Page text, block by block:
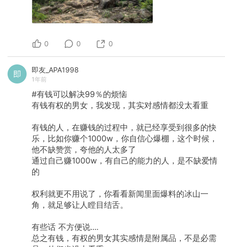
0 0 0
即友_APA1998
1年前
#有钱可以解决99％的烦恼
有钱有权的男女，我发现，其实对感情都没太看重
有钱的人，在赚钱的过程中，就已经享受到很多的快
乐，比如你赚个1000w，你自信心爆棚，这个时候，
他不缺赞赏，夸他的人太多了
通过自己赚1000w，有自己的能力的人，是不缺爱情
的
权利就更不用说了，你看看新闻里面爆料的冰山一
角，就足够让人瞠目结舌。
有些话 不方便说....
总之有钱，有权的男女其实感情是附属品，不是必需